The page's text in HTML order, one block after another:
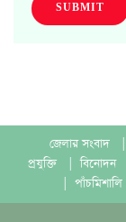
SUBMIT
জেলার সংবাদ
প্রযুক্তি
বিনোদন
পাঁচমিশালি